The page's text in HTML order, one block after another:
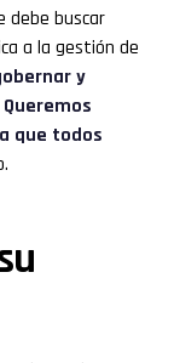
debe buscar
a la gestión de
y
que todos